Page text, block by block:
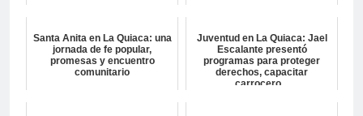
Santa Anita en La Quiaca: una
jornada de fe popular,
promesas y encuentro
comunitario
Juventud en La Quiaca: Jael
Escalante presentó
programas para proteger
derechos, capacitar
carrocero...